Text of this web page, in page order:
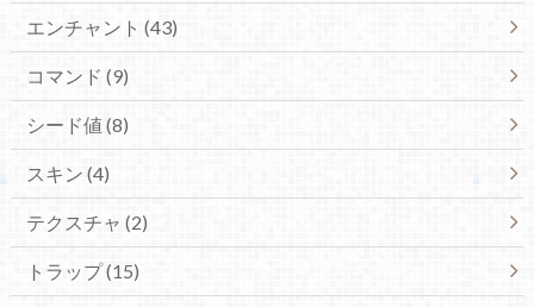
エンチャント (43)
コマンド (9)
シード値 (8)
スキン (4)
テクスチャ (2)
トラップ (15)